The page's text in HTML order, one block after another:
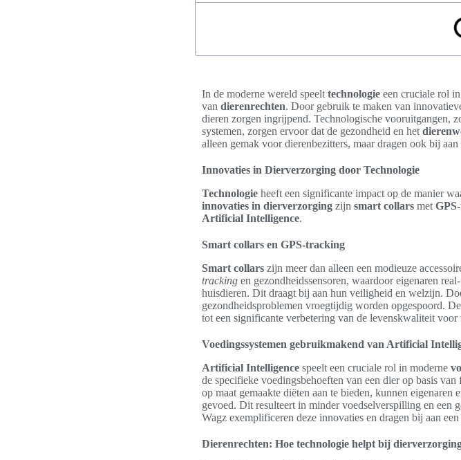
In de moderne wereld speelt technologie een cruciale rol
van dierenrechten. Door gebruik te maken van
dieren zorgen ingrijpend. Technologische vooruitgangen,
systemen, zorgen ervoor dat de gezondheid en het
alleen gemak voor dierenbezitters, maar dragen ook bij
Innovaties in Dierverzorging door Technologie
Technologie heeft een significante impact op de manier
innovaties in dierverzorging zijn smart collars met
Artificial Intelligence.
Smart collars en GPS-tracking
Smart collars zijn meer dan alleen een modieuze
tracking en gezondheidssensoren, waardoor eigenaren
huisdieren. Dit draagt bij aan hun veiligheid en welzijn.
gezondheidsproblemen vroegtijdig worden opgespoord.
tot een significante verbetering van de levenskwaliteit voor
Voedingssystemen gebruikmakend van Artificial
Artificial Intelligence speelt een cruciale rol in moderne
de specifieke voedingsbehoeften van een dier op basis
op maat gemaakte diëten aan te bieden, kunnen
gevoed. Dit resulteert in minder voedselverspilling en een
Wagz exemplificeren deze innovaties en dragen bij aan
Dierenrechten: Hoe technologie helpt bij